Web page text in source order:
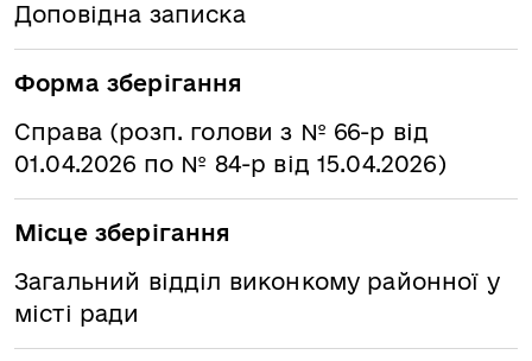
Доповідна записка
Форма зберігання
Справа (розп. голови з № 66-р від
01.04.2026 по № 84-р від 15.04.2026)
Місце зберігання
Загальний відділ виконкому районної у
місті ради